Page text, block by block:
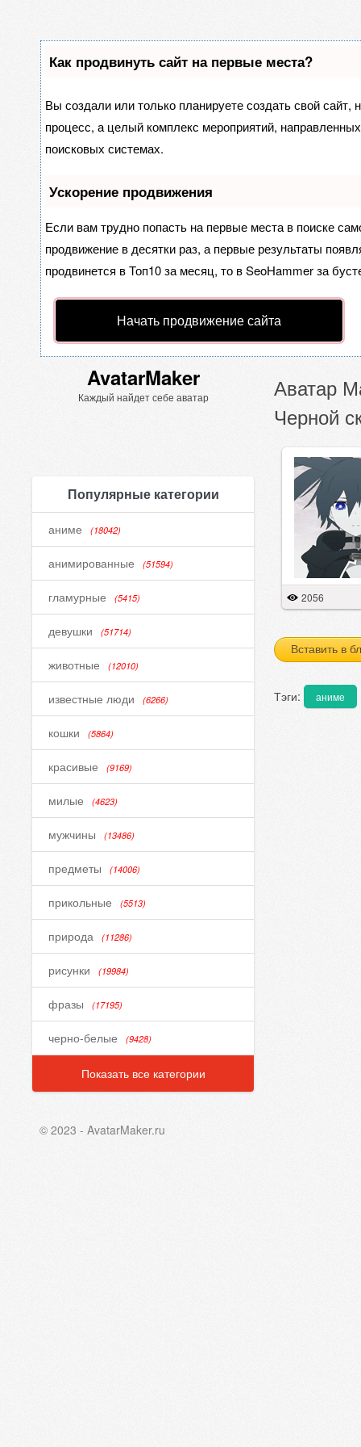
Как продвинуть сайт на первые места?
Вы создали или только планируете создать свой сайт,
процесс, а целый комплекс мероприятий,
поисковых системах.
Ускорение продвижения
Если вам трудно попасть на первые места в поиске
продвижение в десятки раз, а первые результаты
продвинется в Топ10 за месяц, то вSeoHammerза
Начать продвижение сайта
AvatarMaker
Каждый найдет себе аватар
Популярные категории
аниме (18042)
анимированные (51594)
гламурные (5415)
девушки (51714)
животные (12010)
известные люди (6266)
кошки (5864)
красивые (9169)
милые (4623)
мужчины (13486)
предметы (14006)
прикольные (5513)
природа (11286)
рисунки (19984)
фразы (17195)
черно-белые (9428)
Показать все категории
Аватар
Черной
2056
Вставить в
Тэги: аниме
© 2023 - AvatarMaker.ru